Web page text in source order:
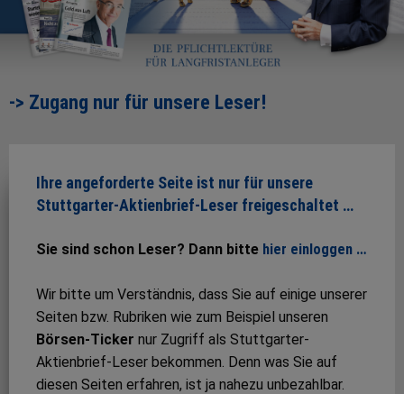
-> Zugang nur für unsere Leser!
Ihre angeforderte Seite ist nur für unsere
Stuttgarter-Aktienbrief-Leser freigeschaltet …
Sie sind schon Leser? Dann bitte hier einloggen …
Wir bitte um Verständnis, dass Sie auf einige unserer
Seiten bzw. Rubriken wie zum Beispiel unseren
Börsen-Ticker nur Zugriff als Stuttgarter-
Aktienbrief-Leser bekommen. Denn was Sie auf
diesen Seiten erfahren, ist ja nahezu unbezahlbar.